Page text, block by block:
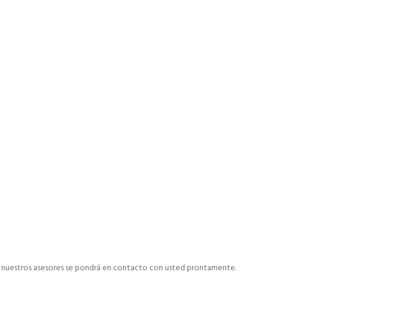
asesores se pondrá en contacto con usted prontamente.